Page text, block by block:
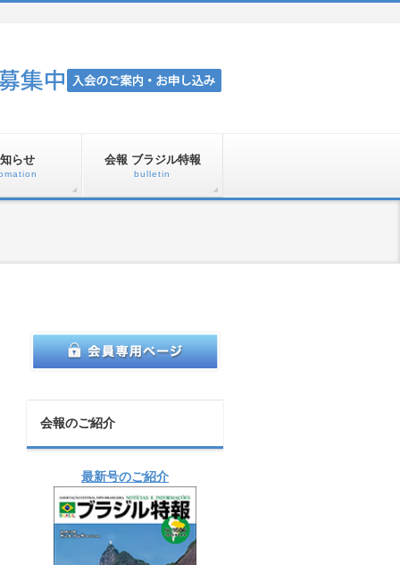
らせ 会報 ブラジル特報
bulletin
会報のご紹介
最新号のご紹介